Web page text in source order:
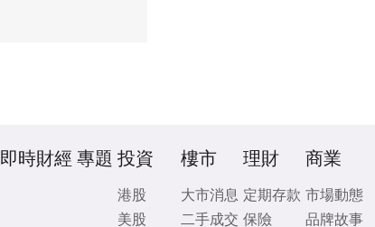
即時財經 專題 投資
港股
美股
樓市
大市消息
二手成交
理財
定期存款
保險
商業
市場動態
品牌故事